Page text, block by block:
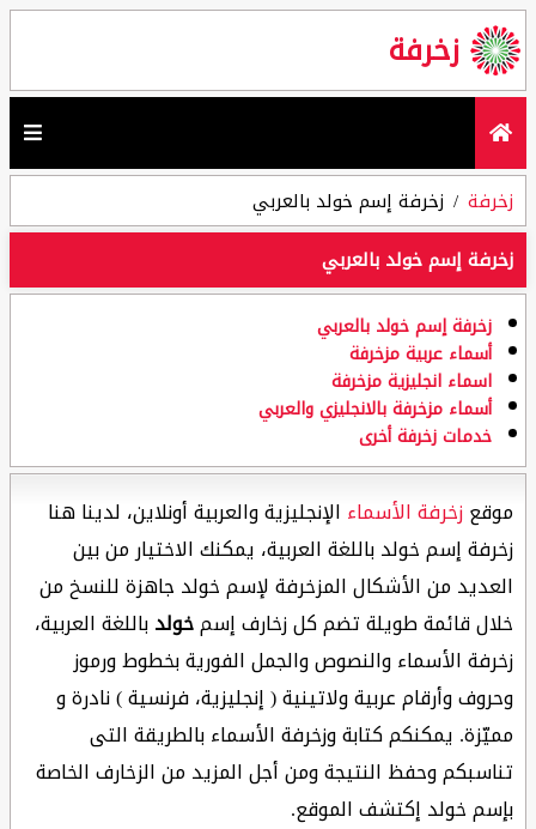
زخرفة
زخرفة
زخرفة إسم خولد بالعربي
زخرفة إسم خولد بالعربي
زخرفة إسم خولد بالعربي
أسماء عربية مزخرفة
اسماء انجليزية مزخرفة
أسماء مزخرفة بالانجليزي والعربي
خدمات زخرفة أخرى
موقعزخرفة الأسماء الإنجليزية والعربية أونلاين، لدينا هنا
زخرفة إسم خولد باللغة العربية، يمكنك الاختيار من بين
العديد من الأشكال المزخرفة لإسم خولد جاهزة للنسخ من
خلال قائمة طويلة تضم كل زخارف إسمخولدباللغة العربية،
زخرفة الأسماء والنصوص والجمل الفورية بخطوط ورموز
وحروف وأرقام عربية ولاتينية ( إنجليزية، فرنسية ) نادرة و
مميّزة. يمكنكم كتابة وزخرفة الأسماء بالطريقة التى
تناسبكم وحفظ النتيجة ومن أجل المزيد من الزخارف الخاصة
بإسم خولد إكتشف الموقع.